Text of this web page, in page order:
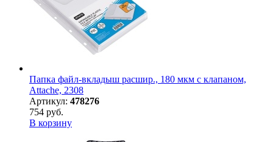
Папка файл-вкладыш расшир., 180 мкм с клапаном,
Attache, 2308
Артикул: 478276
754 руб.
В корзину